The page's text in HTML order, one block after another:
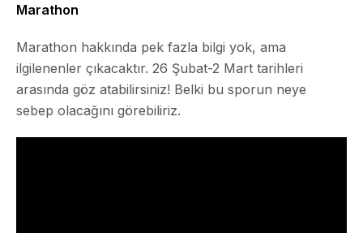
Marathon
Marathon hakkında pek fazla bilgi yok, ama
ilgilenenler çıkacaktır. 26 Şubat-2 Mart tarihleri
arasında göz atabilirsiniz! Belki bu sporun neye
sebep olacağını görebiliriz.